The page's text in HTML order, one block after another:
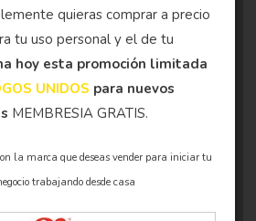
quieras comprar a precio
tu uso personal y el de tu
hoy esta promoción limitada
UNIDOS para nuevos
MEMBRESIA GRATIS.
la marca que deseas vender para iniciar tu
trabajando desde casa